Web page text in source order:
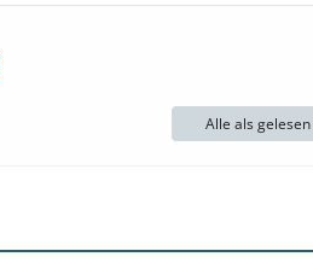
Alle als